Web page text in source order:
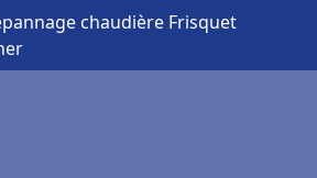
chaudière Frisquet